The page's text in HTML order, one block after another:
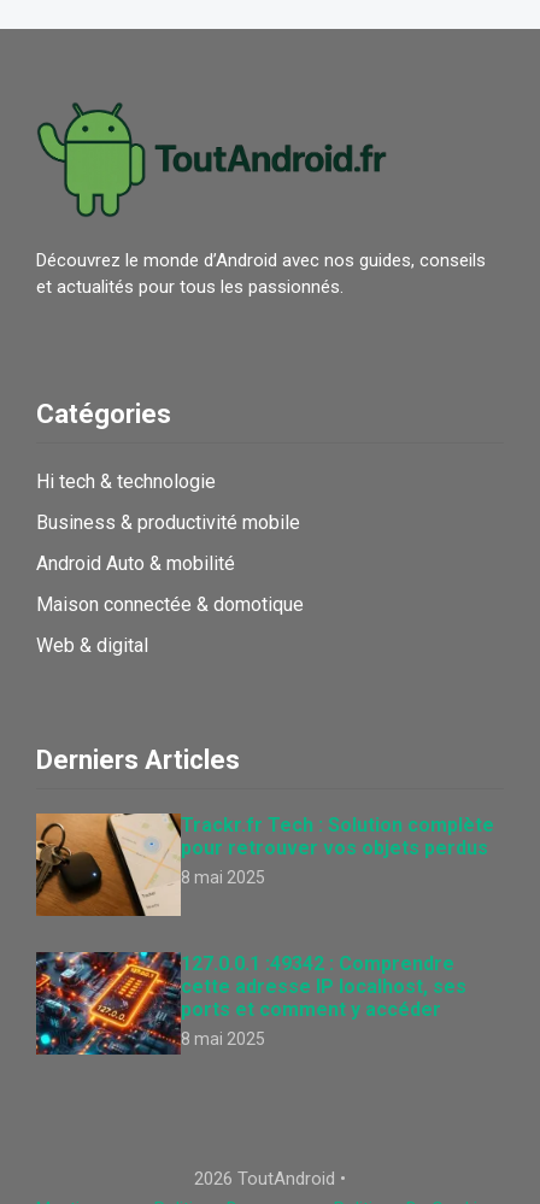
Découvrez le monde d’Android avec nos guides, conseils
et actualités pour tous les passionnés.
Catégories
Hi tech & technologie
Business & productivité mobile
Android Auto & mobilité
Maison connectée & domotique
Web & digital
Derniers Articles
Trackr.fr Tech : Solution complète
pour retrouver vos objets perdus
8 mai 2025
127.0.0.1 :49342 : Comprendre
cette adresse IP localhost, ses
ports et comment y accéder
8 mai 2025
2026 ToutAndroid •